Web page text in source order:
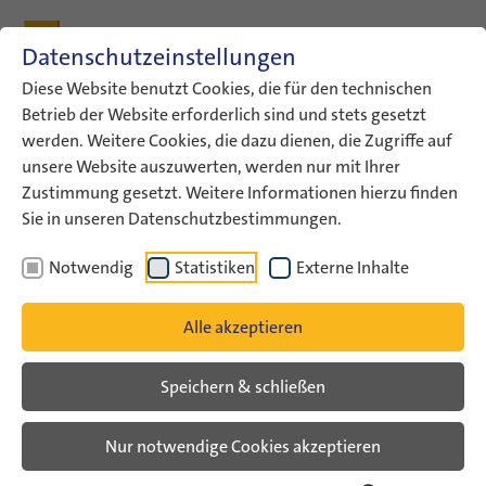
Datenschutzeinstellungen
Diese Website benutzt Cookies, die für den technischen
Betrieb der Website erforderlich sind und stets gesetzt
werden. Weitere Cookies, die dazu dienen, die Zugriffe auf
unsere Website auszuwerten, werden nur mit Ihrer
Zustimmung gesetzt. Weitere Informationen hierzu finden
Sie in unseren Datenschutzbestimmungen.
Notwendig Statistiken Externe Inhalte
Alle akzeptieren
Speichern & schließen
Nur notwendige Cookies akzeptieren
ConAct Aktuelles
ConAct-News
Aktuelle Information zur…
ConAct-News
Aktuelle Information zur
Förderung von Deutsch-
Israelischen
Austauschprojekten